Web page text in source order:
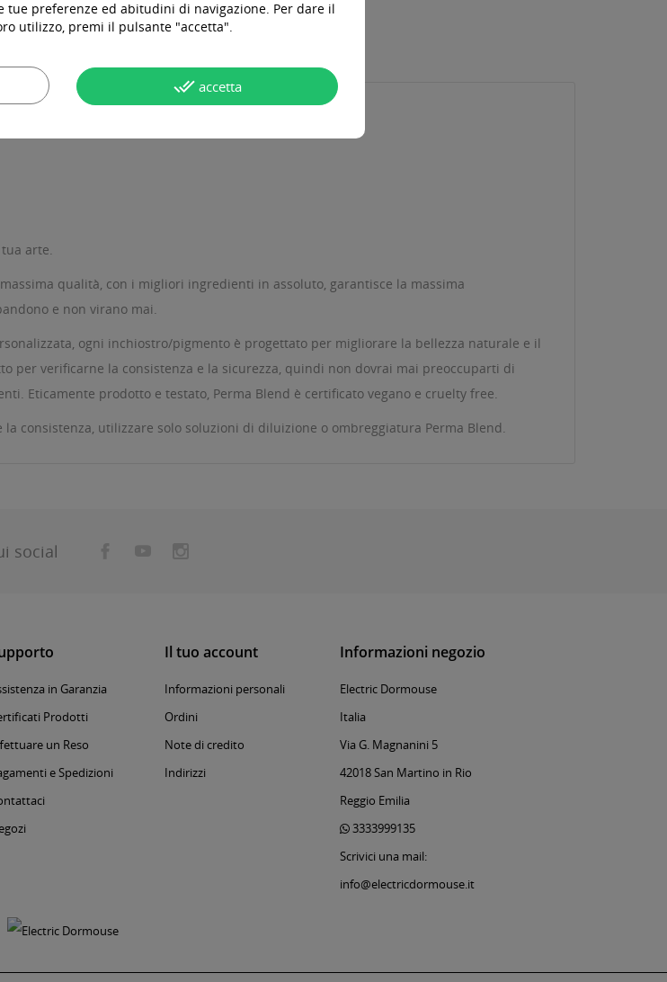
maggiore profondità di colore.
arte.
qualità, con i migliori ingredienti in assoluto, garantisce la massima
e non virano mai.
ogni inchiostro/pigmento è progettato per migliorare la bellezza naturale e il
per verificarne la consistenza e la sicurezza, quindi non dovrai mai preoccuparti di
Eticamente prodotto e testato, Perma Blend è certificato vegano e cruelty free.
consistenza, utilizzare solo soluzioni di diluizione o ombreggiatura Perma Blend.
social
in Garanzia
Prodotti
un Reso
e Spedizioni
Il tuo account
Informazioni personali
Ordini
Note di credito
Indirizzi
Informazioni negozio
Electric Dormouse
Italia
Via G. Magnanini 5
42018 San Martino in Rio
Reggio Emilia
3333999135
Scrivici una mail:
info@electricdormouse.it
preferenze ed abitudini di navigazione. Per dare il
utilizzo, premi il pulsante "accetta".
done_all accetta